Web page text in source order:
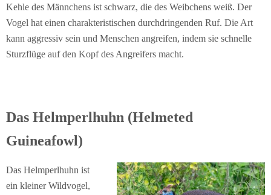
Kehle des Männchens ist schwarz, die des Weibchens weiß. Der
Vogel hat einen charakteristischen durchdringenden Ruf. Die Art
kann aggressiv sein und Menschen angreifen, indem sie schnelle
Sturzflüge auf den Kopf des Angreifers macht.
Das Helmperlhuhn (Helmeted
Guineafowl)
Das Helmperlhuhn ist
ein kleiner Wildvogel,